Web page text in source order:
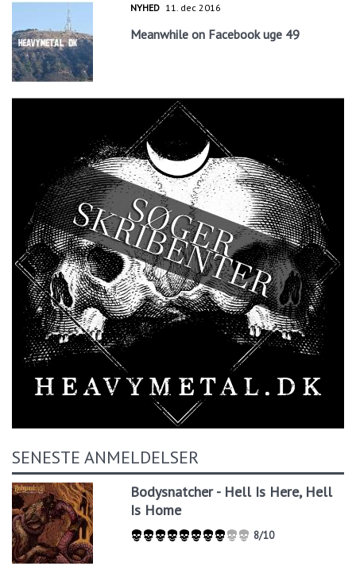
NYHED 11. dec 2016
Meanwhile on Facebook uge 49
SENESTE ANMELDELSER
Bodysnatcher - Hell Is Here, Hell
Is Home
8/10